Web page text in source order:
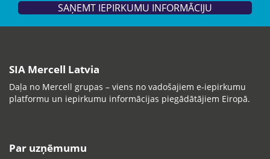
SAŅEMT IEPIRKUMU INFORMĀCIJU
SIA Mercell Latvia
Daļa no Mercell grupas – viens no vadošajiem e-iepirkumu
platformu un iepirkumu informācijas piegādātājiem Eiropā.
Par uzņēmumu